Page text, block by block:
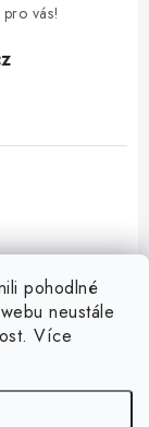
pohodlné
neustále
Více
vás!